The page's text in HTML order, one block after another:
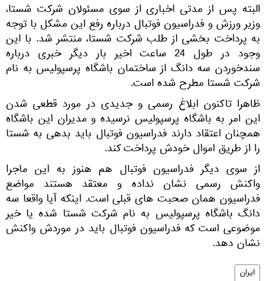
البته پس از مدتی اخباری از سوی مسئولان شرکت شستا،
وزیر ورزش و فدراسیون فوتبال درباره رفع این مشکل با توجه
به پرداخت بخشی از طلب شرکت شستا، منتشر شد. با این
وجود در طول 24 ساعت اخیر بار دیگر خبری درباره
سندخوردن سه دانگ از ساختمان باشگاه پرسپولیس به نام
شرکت شستا مطرح شده است.
ظاهرا تاکنون ابلاغ رسمی و جدیدی در مورد قطعی شدن
این امر به باشگاه پرسپولیس نرسیده و مدیران این باشگاه
همچنان اعتقاد دارند فدراسیون فوتبال باید بدهی به شستا
را از طریق اموال خودش پرداخت کند.
از سوی دیگر فدراسیون فوتبال هم هنوز به این ماجرا
واکنش رسمی نشان نداده و معتقد هستند مواضع
فدراسیون همان صحبت های قبلی است. اینکه آیا واقعا سه
دانگ باشگاه پرسپولیس به نام شرکت شستا شده یا خیر
موضوعی است که فدراسیون فوتبال باید در موردش واکنش
نشان دهد.
ایران